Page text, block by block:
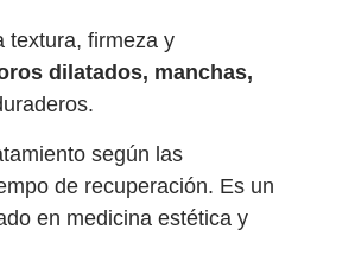
textura, firmeza y
dilatados, manchas,
según las
de recuperación. Es un
en medicina estética y